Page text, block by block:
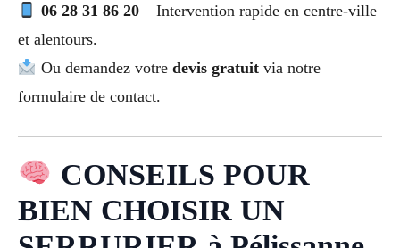
06 28 31 86 20– Intervention rapide en centre-ville
et alentours.
Ou demandez votre devis gratuitvia notre
formulaire de contact.
CONSEILS POUR
BIEN CHOISIR UN